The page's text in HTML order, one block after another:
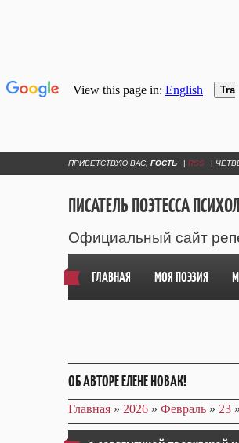
ПРИВЕТСТВУЮ ВАС ГОСТЬ | RSS |
ПИСАТЕЛЬ ПОЭТЕССА
Официальный сайт
ГЛАВНАЯ МОЯ ПОЭЗИЯ
ОБ АВТОРЕ ЕЛЕНЕ НОВАК!
Главная » 2026 » Февраль » 23